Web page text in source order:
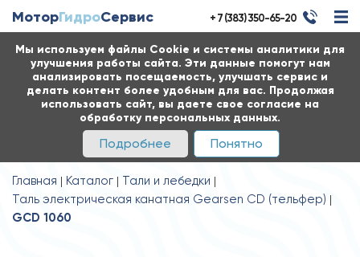
Мы используем файлы Cookie и системы аналитики для
улучшения работы сайта. Эти данные помогут нам
анализировать посещаемость, улучшать сервис и
делать контент более удобным для вас. Продолжая
использовать сайт, вы даете свое согласие на
обработку персональных данных.
Подробнее Понятно
МоторГидроСервис + 7 (383) 350-65-20
Главная Каталог
Тали и лебедки
Таль электрическая канатная Gearsen CD (тельфер)
GCD 1060